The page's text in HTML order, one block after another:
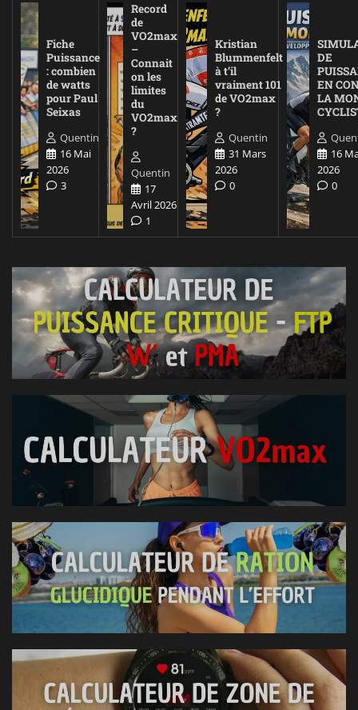
Fiche
Puissance
: combien
de watts
pour Paul
Seixas
Quentin
16 Mai
2026
3
Record
de
VO2max
–
Connait
on les
limites
du
VO2max
?
Quentin
17
Avril 2026
1
Kristian
Blummenfelt
à t’il
vraiment 101
de VO2max
?
Quentin
31 Mars
2026
0
DE
EN
LA
16
2026
0